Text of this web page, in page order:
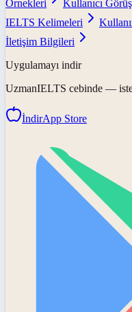
Örnekleri
Kullanıcı
IELTS Kelimeleri
İletişim Bilgileri
Uygulamayı indir
UzmanIELTS cebinde —
İndirApp Store